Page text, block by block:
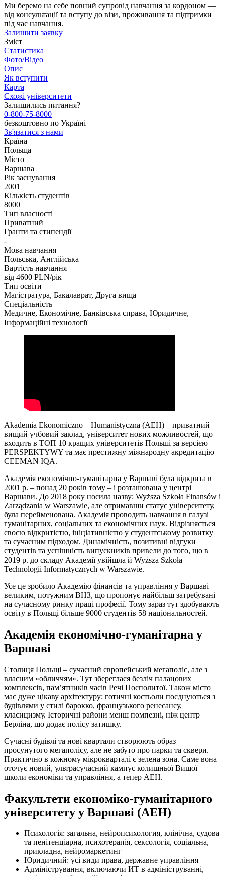
Ми беремо на себе повний супровід навчання за кордоном —
від консультації та вступу до візи, проживання та підтримки
під час навчання.
Залишити заявку
Зміст
Статистика
Фото/Відео
Опис
Як вступити
Карта
Схожі університети
Залишились питання?
0-800-75-8000
безкоштовно по Україні
Зв'язатися з нами
Країна
Польща
Місто
Варшава
Рік заснування
2001
Кількість студентів
8000
Тип власності
Приватний
Гранти та стипендії
-
Мова навчання
Польська, Англійська
Вартість навчання
від 4600 PLN/рік
Тип освіти
Магістратура, Бакалаврат, Друга вища
Спеціальність
Медичне, Економічне, Банківська справа, Юридичне,
Інформаційні технології
Akademia Ekonomiczno – Humanistyczna (AEH) – приватний
вищий учбовий заклад, університет нових можливостей, що
входить в ТОП 10 кращих університетів Польші за версією
PERSPEKTYWY та має престижну міжнародну акредитацію
CEEMAN IQA.
Академія економічно-гуманітарна у Варшаві була відкрита в
2001 р. – понад 20 років тому – і розташована у центрі
Варшави. До 2018 року носила назву: Wyższa Szkoła Finansów i
Zarządzania w Warszawie, але отримавши статус університету,
була перейменована. Академія проводить навчання в галузі
гуманітарних, соціальних та економічних наук. Відрізняється
своєю відкритістю, ініціативністю у студентському розвитку
та сучасним підходом. Динамічність, позитивні відгуки
студентів та успішність випускників привели до того, що в
2019 р. до складу Академії увійшла й Wyższa Szkoła
Technologii Informatycznych w Warszawie.
Усе це зробило Академію фінансів та управління у Варшаві
великим, потужним ВНЗ, що пропонує найбільш затребувані
на сучасному ринку праці професії. Тому зараз тут здобувають
освіту в Польщі більше 9000 студентів 58 національностей.
Академія економічно-гуманітарна у
Варшаві
Столиця Польщі – сучасний європейський мегаполіс, але з
власним «обличчям». Тут збереглася безліч палацових
комплексів, пам’ятників часів Речі Посполитої. Також місто
має дуже цікаву архітектуру: готичні костьоли поєднуються з
будівлями у стилі барокко, французького ренесансу,
класицизму. Історичні райони менш помпезні, ніж центр
Берліна, що додає полісу затишку.
Сучасні будівлі та нові квартали створюють образ
просунутого мегаполісу, але не забуто про парки та сквери.
Практично в кожному мікрокварталі є зелена зона. Саме вона
оточує новий, ультрасучасний кампус колишньої Вищої
школи економіки та управління, а тепер AEH.
Факультети економіко-гуманітарного
університету у Варшаві (AEH)
Психологія: загальна, нейропсихология, клінічна, судова
та пенітенціарна, психотерапія, сексологія, соціальна,
прикладна, нейромаркетинг
Юридичний: усі види права, державне управління
Адміністрування, включаючи ИТ в адмініструванні,